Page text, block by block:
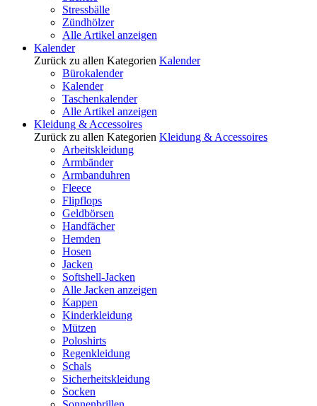
Stressbälle
Zündhölzer
Alle Artikel anzeigen
Kalender
Zurück zu allen Kategorien Kalender
Bürokalender
Kalender
Taschenkalender
Alle Artikel anzeigen
Kleidung & Accessoires
Zurück zu allen Kategorien Kleidung & Accessoires
Arbeitskleidung
Armbänder
Armbanduhren
Fleece
Flipflops
Geldbörsen
Handfächer
Hemden
Hosen
Jacken
Softshell-Jacken
Alle Jacken anzeigen
Kappen
Kinderkleidung
Mützen
Poloshirts
Regenkleidung
Schals
Sicherheitskleidung
Socken